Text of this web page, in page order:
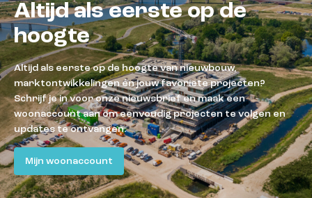
Altijd als eerste op de
hoogte
Altijd als eerste op de hoogte van nieuwbouw,
marktontwikkelingen én jouw favoriete projecten?
Schrijf je in voor onze nieuwsbrief en maak een
woonaccount aan om eenvoudig projecten te volgen en
updates te ontvangen.
Mijn woonaccount